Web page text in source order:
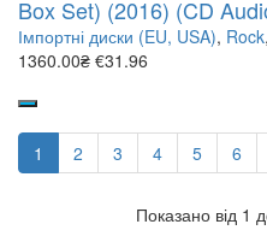
Box Set) (2016) (CD
Імпортні диски (EU, USA), Rock
1360.00₴ €31.96
1 2 3 4 5 6
Показано від 1